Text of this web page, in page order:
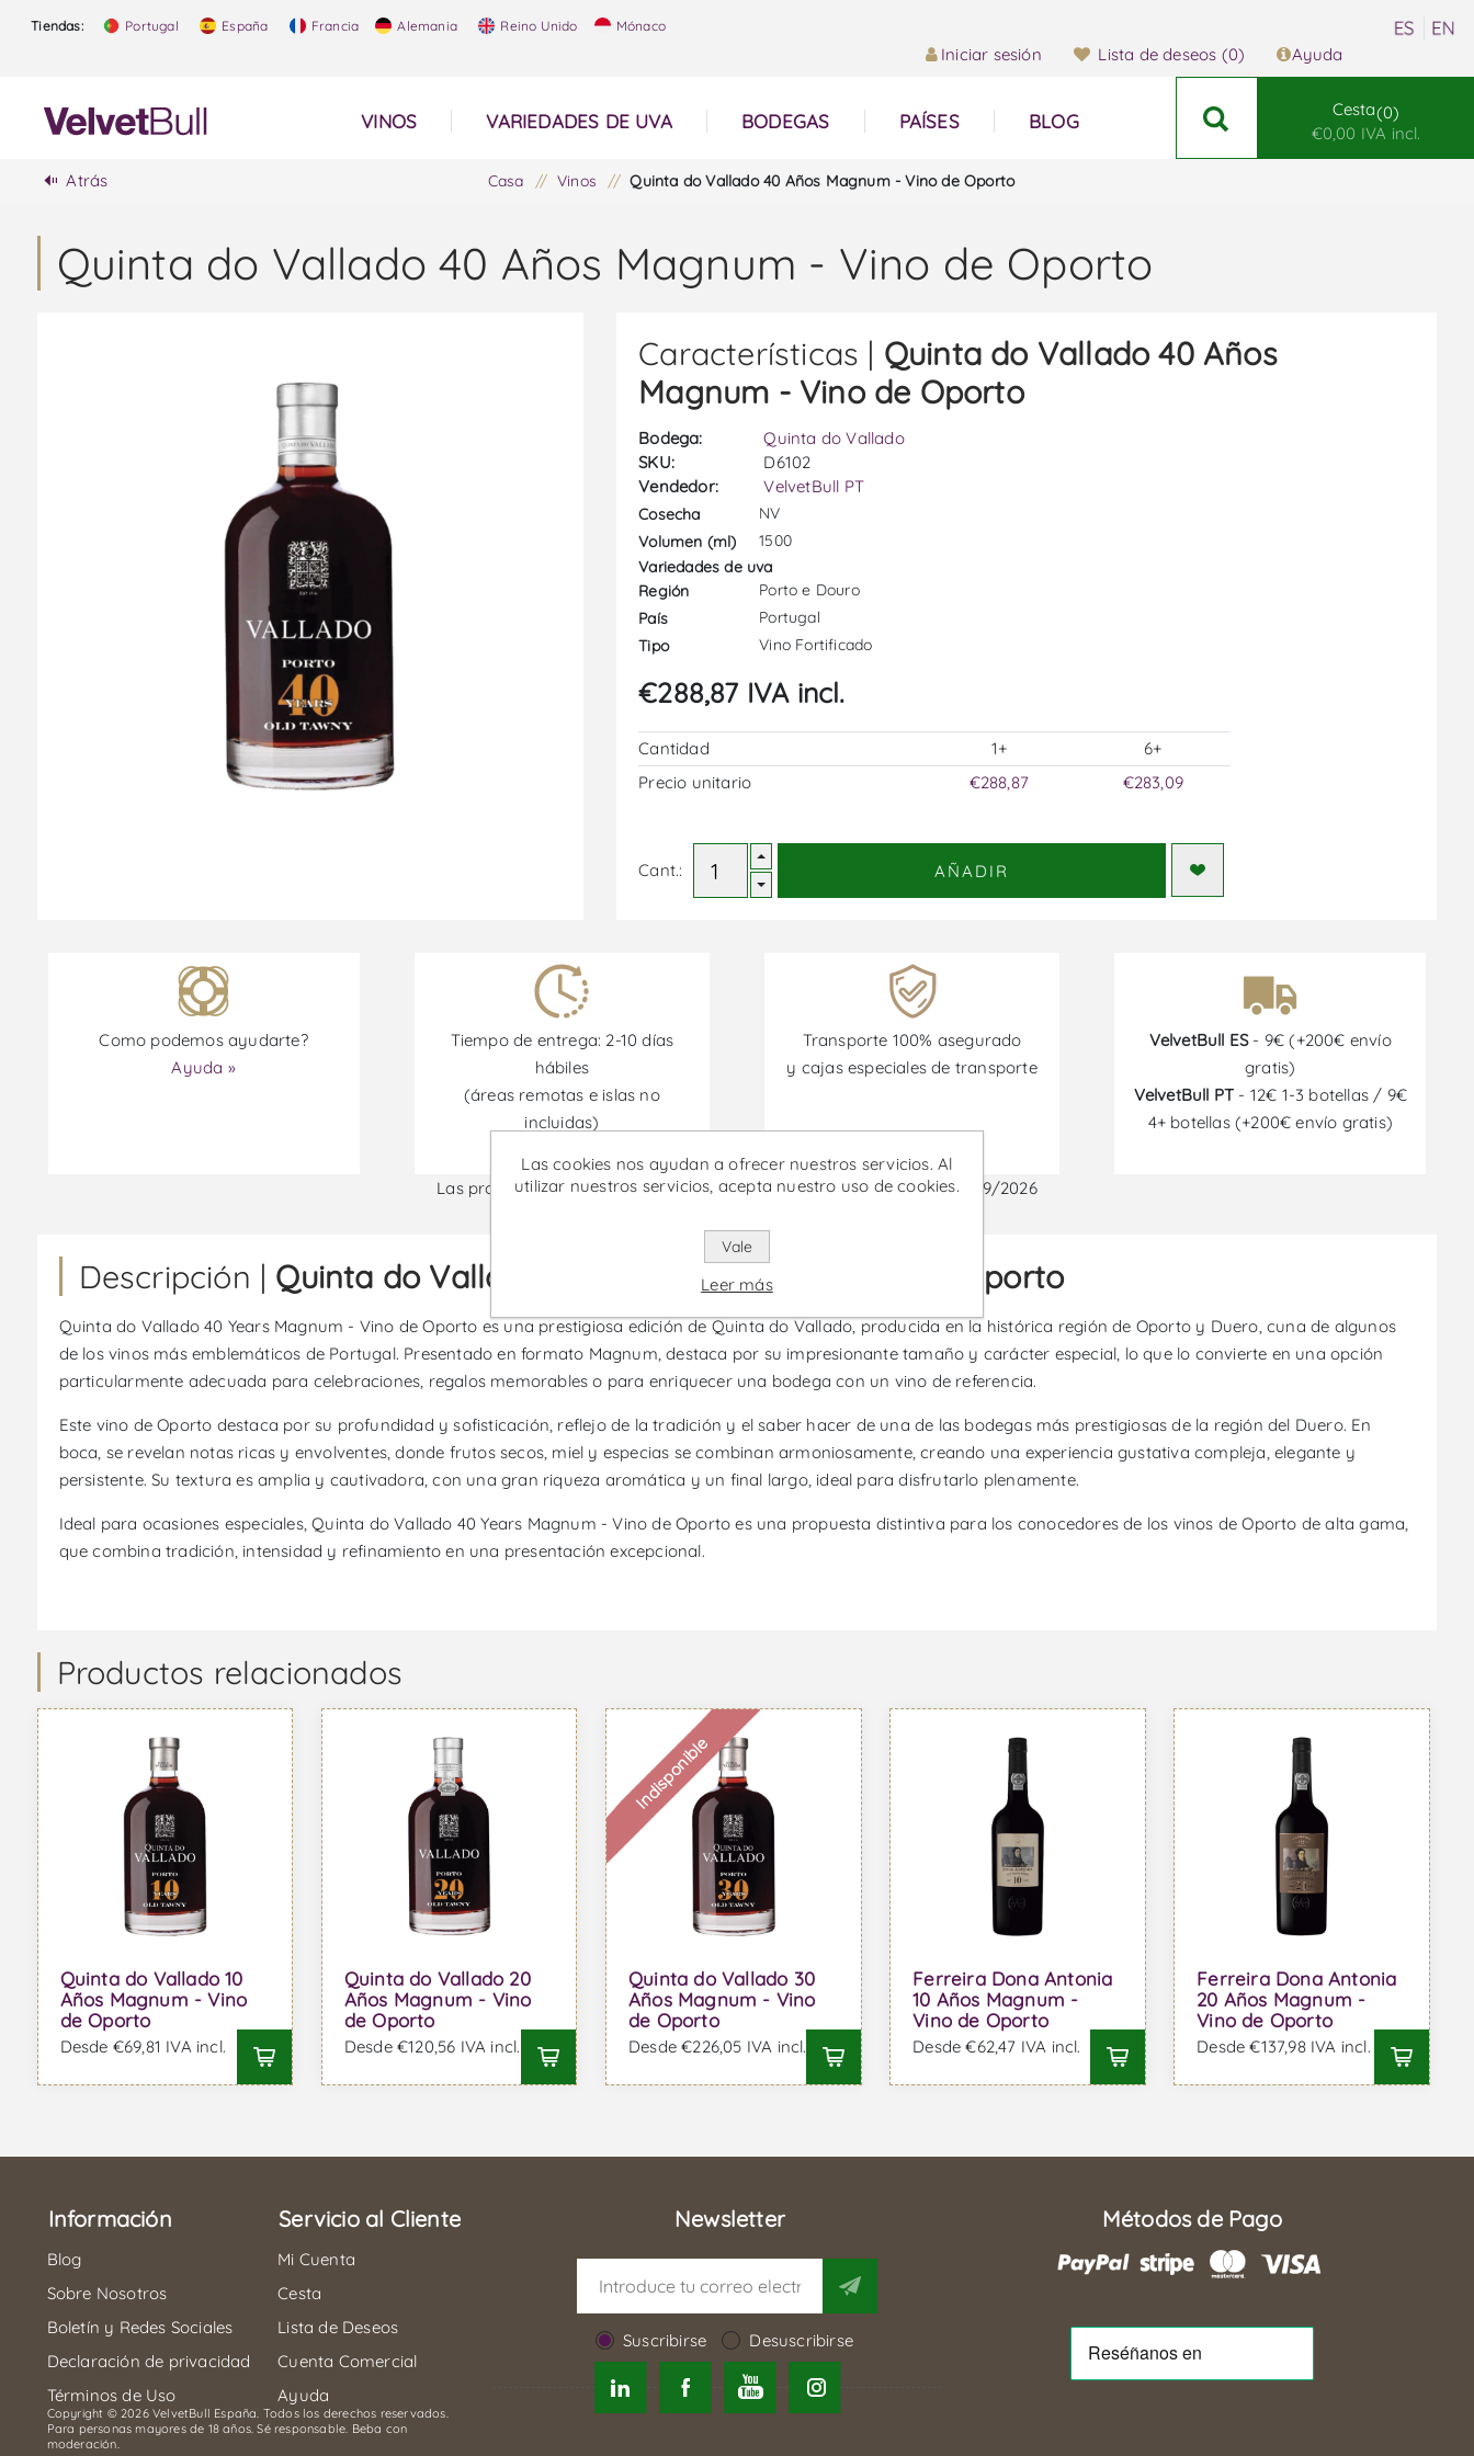
Tiendas: Portugal España Francia Alemania Reino Unido Mónaco
Iniciar sesión Lista de deseos (0) Ayuda
VINOS VARIEDADES DE UVA BODEGAS PAÍSES BLOG
Cesta 0
€0,00 IVA incl.
Atrás Casa / Vinos / Quinta do Vallado 40 Años Magnum - Vino de Oporto
Quinta do Vallado 40 Años Magnum - Vino de Oporto
Características | Quinta do Vallado 40 Años
Magnum - Vino de Oporto
Bodega:
Quinta do Vallado
SKU:
D6102
Vendedor:
VelvetBull PT
Cosecha
NV
Volumen (ml)
1500
Variedades de uva
Región
Porto e Douro
País
Portugal
Tipo
Vino Fortificado
€288,87 IVA incl.
Cantidad 1+
6+
Precio unitario
€288,87 €283,09
Cant.: AÑADIR
Como podemos ayudarte?
Ayuda »
Tiempo de entrega: 2-10 días
hábiles
(áreas remotas e islas no
incluidas)
Transporte 100% asegurado
y cajas especiales de transporte
VelvetBull ES- 9€ (+200€ envío
gratis)
VelvetBull PT - 12€ 1-3 botellas / 9€
4+ botellas (+200€ envío gratis)
Las promociones están disponibles desde el 30/06/2026 hasta el 30/09/2026
Descripción | Quinta do Vallado 40 Años Magnum - Vino de Oporto
Quinta do Vallado 40 Years Magnum - Vino de Oporto es una prestigiosa edición de Quinta do Vallado, producida en la histórica región de Oporto y Duero, cuna de algunos
de los vinos más emblemáticos de Portugal. Presentado en formato Magnum, destaca por su impresionante tamaño y carácter especial, lo que lo convierte en una opción
particularmente adecuada para celebraciones, regalos memorables o para enriquecer una bodega con un vino de referencia.
Este vino de Oporto destaca por su profundidad y sofisticación, reflejo de la tradición y el saber hacer de una de las bodegas más prestigiosas de la región del Duero. En
boca, se revelan notas ricas y envolventes, donde frutos secos, miel y especias se combinan armoniosamente, creando una experiencia gustativa compleja, elegante y
persistente. Su textura es amplia y cautivadora, con una gran riqueza aromática y un final largo, ideal para disfrutarlo plenamente.
Ideal para ocasiones especiales, Quinta do Vallado 40 Years Magnum - Vino de Oporto es una propuesta distintiva para los conocedores de los vinos de Oporto de alta gama,
que combina tradición, intensidad y refinamiento en una presentación excepcional.
Productos relacionados
Quinta do Vallado 10
Años Magnum - Vino
de Oporto
Desde €69,81 IVA incl.
Quinta do Vallado 20
Años Magnum - Vino
de Oporto
Desde €120,56 IVA incl.
Indisponible
Quinta do Vallado 30
Años Magnum - Vino
de Oporto
Desde €226,05 IVA incl.
Ferreira Dona Antonia
10 Años Magnum -
Vino de Oporto
Desde €62,47 IVA incl.
Ferreira Dona Antonia
20 Años Magnum -
Vino de Oporto
Desde €137,98 IVA incl.
Información
Blog
Sobre Nosotros
Boletín y Redes Sociales
Declaración de privacidad
Términos de Uso
Servicio al Cliente
Mi Cuenta
Cesta
Lista de Deseos
Cuenta Comercial
Ayuda
Newsletter
Suscribirse Desuscribirse
Métodos de Pago
Copyright © 2026 VelvetBull España. Todos los derechos reservados.
Para personas mayores de 18 años. Sé responsable. Beba con
moderación.
Las cookies nos ayudan a ofrecer nuestros servicios. Al
utilizar nuestros servicios, acepta nuestro uso de cookies.
Vale
Leer más